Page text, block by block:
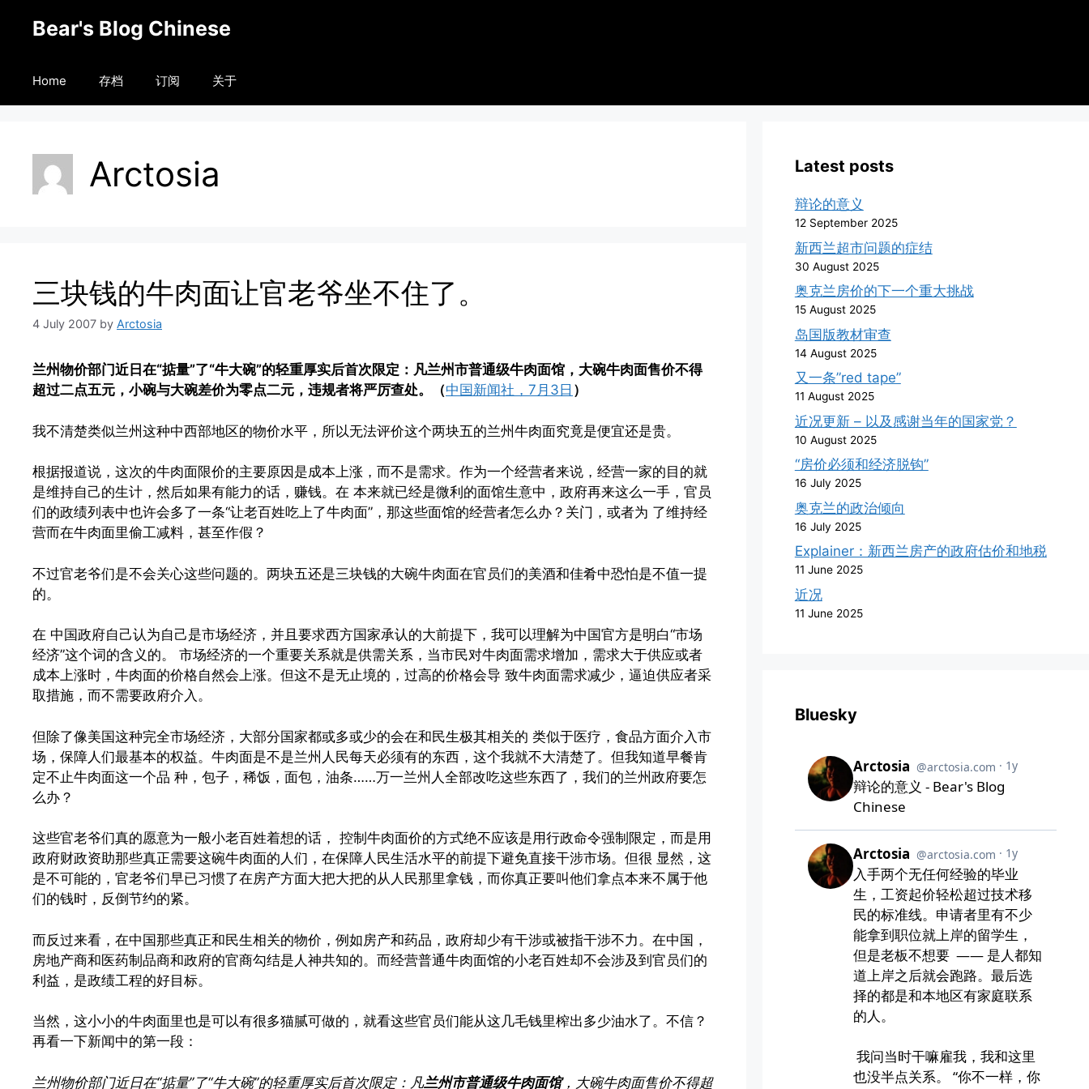
Bear's Blog Chinese
Home 存档 订阅 关于
Arctosia
三块钱的牛肉面让官老爷坐不住了。
4 July 2007 by Arctosia
兰州物价部门近日在“掂量”了“牛大碗”的轻重厚实后首次限定：凡兰州市普通级牛肉面馆，大碗牛肉面售价不得
超过二点五元，小碗与大碗差价为零点二元，违规者将严厉查处。（中国新闻社，7月3日 ）
我不清楚类似兰州这种中西部地区的物价水平，所以无法评价这个两块五的兰州牛肉面究竟是便宜还是贵。
根据报道说，这次的牛肉面限价的主要原因是成本上涨，而不是需求。作为一个经营者来说，经营一家的目的就
是维持自己的生计，然后如果有能力的话，赚钱。在 本来就已经是微利的面馆生意中，政府再来这么一手，官员
们的政绩列表中也许会多了一条“让老百姓吃上了牛肉面”，那这些面馆的经营者怎么办？关门，或者为 了维持经
营而在牛肉面里偷工减料，甚至作假？
不过官老爷们是不会关心这些问题的。两块五还是三块钱的大碗牛肉面在官员们的美酒和佳肴中恐怕是不值一提
的。
在 中国政府自己认为自己是市场经济，并且要求西方国家承认的大前提下，我可以理解为中国官方是明白“市场
经济”这个词的含义的。 市场经济的一个重要关系就是供需关系，当市民对牛肉面需求增加，需求大于供应或者
成本上涨时，牛肉面的价格自然会上涨。但这不是无止境的，过高的价格会导 致牛肉面需求减少，逼迫供应者采
取措施，而不需要政府介入。
但除了像美国这种完全市场经济，大部分国家都或多或少的会在和民生极其相关的 类似于医疗，食品方面介入市
场，保障人们最基本的权益。牛肉面是不是兰州人民每天必须有的东西，这个我就不大清楚了。但我知道早餐肯
定不止牛肉面这一个品 种，包子，稀饭，面包，油条……万一兰州人全部改吃这些东西了，我们的兰州政府要怎
么办？
这些官老爷们真的愿意为一般小老百姓着想的话， 控制牛肉面价的方式绝不应该是用行政命令强制限定，而是用
政府财政资助那些真正需要这碗牛肉面的人们，在保障人民生活水平的前提下避免直接干涉市场。但很 显然，这
是不可能的，官老爷们早已习惯了在房产方面大把大把的从人民那里拿钱，而你真正要叫他们拿点本来不属于他
们的钱时，反倒节约的紧。
而反过来看，在中国那些真正和民生相关的物价，例如房产和药品，政府却少有干涉或被指干涉不力。在中国，
房地产商和医药制品商和政府的官商勾结是人神共知的。而经营普通牛肉面馆的小老百姓却不会涉及到官员们的
利益，是政绩工程的好目标。
当然，这小小的牛肉面里也是可以有很多猫腻可做的，就看这些官员们能从这几毛钱里榨出多少油水了。不信？
再看一下新闻中的第一段：
兰州物价部门近日在“掂量”了“牛大碗”的轻重厚实后首次限定：凡兰州市普通级牛肉面馆，大碗牛肉面售价不得超
Latest posts
辩论的意义
12 September 2025
新西兰超市问题的症结
30 August 2025
奥克兰房价的下一个重大挑战
15 August 2025
岛国版教材审查
14 August 2025
又一条”red tape”
11 August 2025
近况更新 – 以及感谢当年的国家党？
10 August 2025
“房价必须和经济脱钩”
16 July 2025
奥克兰的政治倾向
16 July 2025
Explainer：新西兰房产的政府估价和地税
11 June 2025
近况
11 June 2025
Bluesky